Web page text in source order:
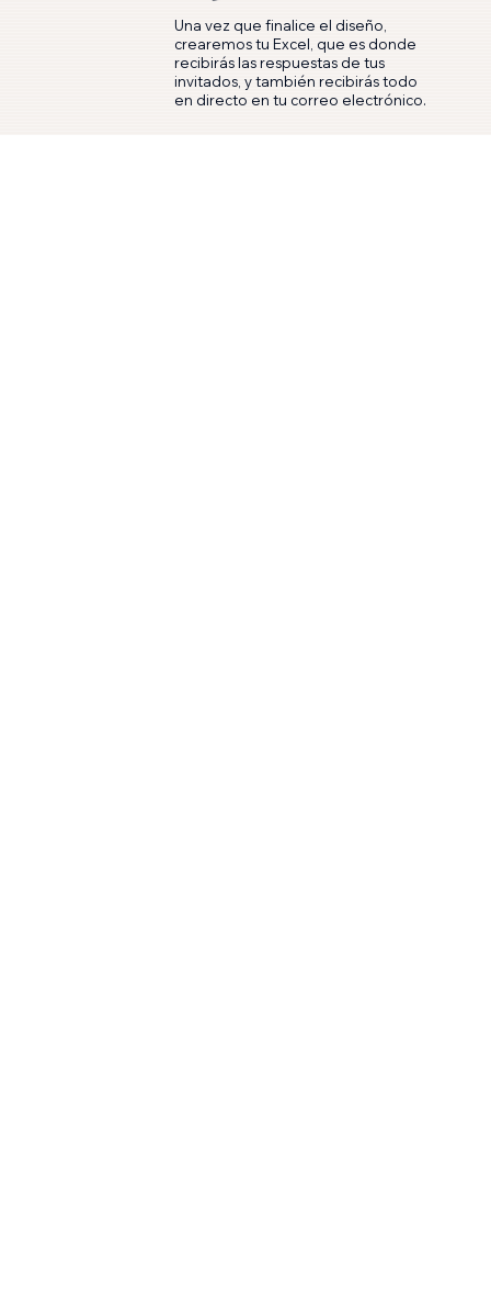
Una vez que finalice el diseño,
crearemos tu Excel, que es donde
recibirás las respuestas de tus
invitados, y también recibirás todo
en directo en tu correo electrónico.